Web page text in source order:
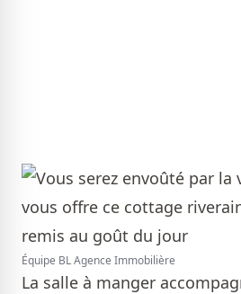
Équipe BL Agence Immobilière
La salle à manger